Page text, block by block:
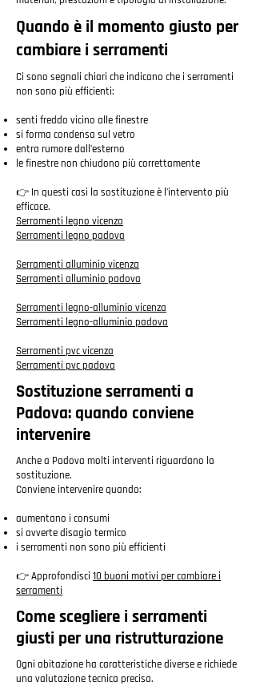
Quando è il momento giusto per
cambiare i serramenti
Ci sono segnali chiari che indicano che i serramenti
non sono più efficienti:
senti freddo vicino alle finestre
si forma condensa sul vetro
entra rumore dall’esterno
le finestre non chiudono più correttamente
👉 In questi casi la sostituzione è l’intervento più
efficace.
Serramenti legno vicenza
Serramenti legno padova
Serramenti alluminio vicenza
Serramenti alluminio padova
Serramenti legno-alluminio vicenza
Serramenti legno-alluminio padova
Serramenti pvc vicenza
Serramenti pvc padova
Sostituzione serramenti a
Padova: quando conviene
intervenire
Anche a Padova molti interventi riguardano la
sostituzione.
Conviene intervenire quando:
aumentano i consumi
si avverte disagio termico
i serramenti non sono più efficienti
👉 Approfondisci 10 buoni motivi per cambiare i
serramenti
Come scegliere i serramenti
giusti per una ristrutturazione
Ogni abitazione ha caratteristiche diverse e richiede
una valutazione tecnica precisa.